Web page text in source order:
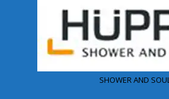
SHOWER AND SOUL